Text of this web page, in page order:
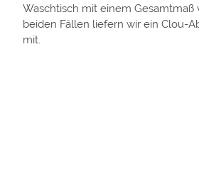
Waschtisch mit einem Gesamtmaß
beiden Fällen liefern wir ein Clou-
mit.